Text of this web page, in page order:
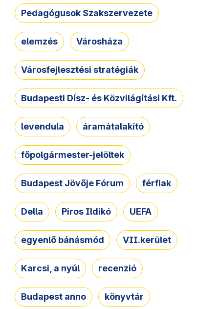
Pedagógusok Szakszervezete
elemzés Városháza
Városfejlesztési stratégiák
Budapesti Dísz- és Közvilágítási Kft.
levendula áramátalakító
főpolgármester-jelöltek
Budapest Jövője Fórum férfiak
Della Piros Ildikó UEFA
egyenlő bánásmód VII.kerület
Karcsi, a nyúl recenzió
Budapest anno könyvtár